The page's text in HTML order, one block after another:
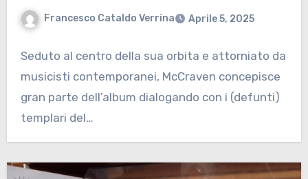
Francesco Cataldo Verrina Aprile 5, 2025
Seduto al centro della sua orbita e attorniato da
musicisti contemporanei, McCraven concepisce
gran parte dell’album dialogando con i (defunti)
templari del…